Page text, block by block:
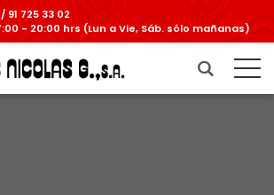
91 725 33 02
- 20:00 hrs (Lun a Vie, Sáb. sólo mañanas)